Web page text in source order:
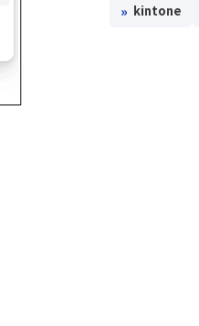
» kintone